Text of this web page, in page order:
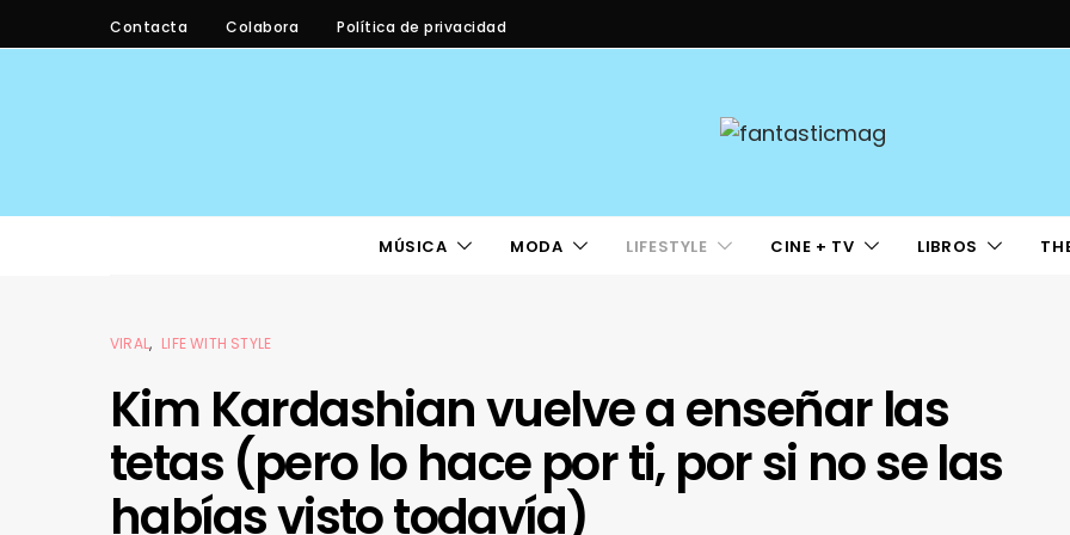
Contacta Colabora Política de privacidad
MÚSICA MODA LIFESTYLE CINE + TV LIBROS
VIRAL LIFE WITH STYLE
Kim Kardashian vuelve a enseñar las
tetas (pero lo hace por ti, por si no se las
habías visto todavía)